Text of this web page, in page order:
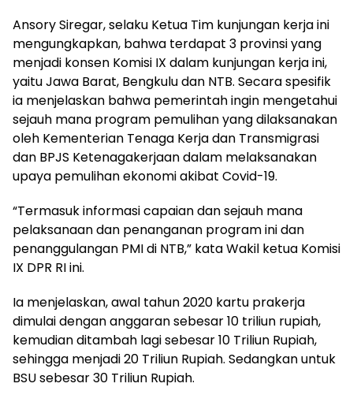
Ansory Siregar, selaku Ketua Tim kunjungan kerja ini
mengungkapkan, bahwa terdapat 3 provinsi yang
menjadi konsen Komisi IX dalam kunjungan kerja ini,
yaitu Jawa Barat, Bengkulu dan NTB. Secara spesifik
ia menjelaskan bahwa pemerintah ingin mengetahui
sejauh mana program pemulihan yang dilaksanakan
oleh Kementerian Tenaga Kerja dan Transmigrasi
dan BPJS Ketenagakerjaan dalam melaksanakan
upaya pemulihan ekonomi akibat Covid-19.
“Termasuk informasi capaian dan sejauh mana
pelaksanaan dan penanganan program ini dan
penanggulangan PMI di NTB,” kata Wakil ketua Komisi
IX DPR RI ini.
Ia menjelaskan, awal tahun 2020 kartu prakerja
dimulai dengan anggaran sebesar 10 triliun rupiah,
kemudian ditambah lagi sebesar 10 Triliun Rupiah,
sehingga menjadi 20 Triliun Rupiah. Sedangkan untuk
BSU sebesar 30 Triliun Rupiah.